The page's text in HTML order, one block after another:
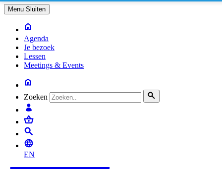
Menu Sluiten
Agenda
Je bezoek
Lessen
Meetings & Events
Zoeken
EN